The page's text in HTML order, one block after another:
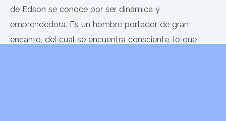
de Edson se conoce por ser dinámica y
emprendedora. Es un hombre portador de gran
encanto, del cual se encuentra consciente, lo que